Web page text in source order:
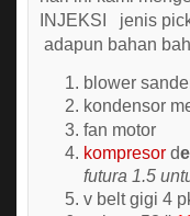
INJEKSI jenis
adapun bahan
blower
kondensor
fan motor
kompresor d
futura 1.5
v belt gigi 4